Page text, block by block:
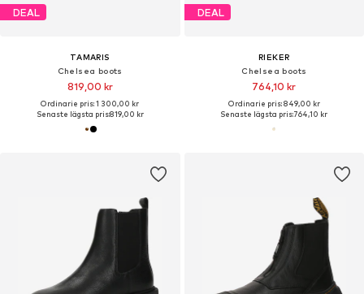
DEAL
TAMARIS
Chelsea boots
819,00 kr
Ordinarie pris: 1 300,00 kr
Senaste lägsta pris:819,00 kr
DEAL
RIEKER
Chelsea boots
764,10 kr
Ordinarie pris: 849,00 kr
Senaste lägsta pris:764,10 kr